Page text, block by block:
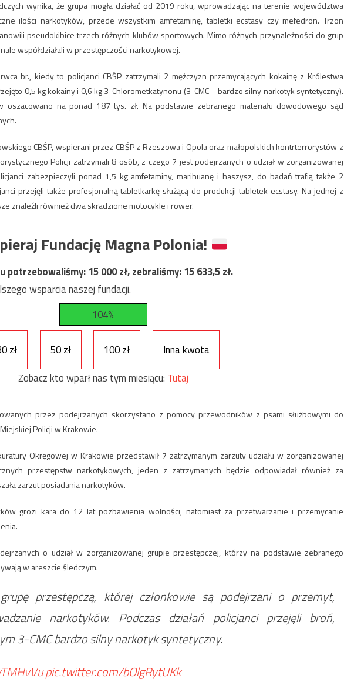
wynika, że grupa mogła działać od 2019 roku, wprowadzając na terenie województwa
ilości narkotyków, przede wszystkim amfetaminę, tabletki ecstasy czy mefedron. Trzon
pseudokibice trzech różnych klubów sportowych. Mimo różnych przynależności do grup
współdziałali w przestępczości narkotykowej.
br., kiedy to policjanci CBŚP zatrzymali 2 mężczyzn przemycających kokainę z Królestwa
0,5 kg kokainy i 0,6 kg 3-Chlorometkatynonu (3-CMC – bardzo silny narkotyk syntetyczny).
oszacowano na ponad 187 tys. zł. Na podstawie zebranego materiału dowodowego sąd
CBŚP, wspierani przez CBŚP z Rzeszowa i Opola oraz małopolskich kontrterrorystów z
Policji zatrzymali 8 osób, z czego 7 jest podejrzanych o udział w zorganizowanej
zabezpieczyli ponad 1,5 kg amfetaminy, marihuanę i haszysz, do badań trafią także 2
przejęli także profesjonalną tabletkarkę służącą do produkcji tabletek ecstasy. Na jednej z
znaleźli również dwa skradzione motocykle i rower.
Fundację Magna Polonia!
potrzebowaliśmy:15 000zł, zebraliśmy:15 633,5zł.
wsparcia naszej fundacji.
104%
zł 50 zł 100 zł
Inna kwota
Zobacz kto wparł nas tym miesiącu: Tutaj
przez podejrzanych skorzystano z pomocy przewodników z psami służbowymi do
Policji w Krakowie.
Okręgowej w Krakowie przedstawił 7 zatrzymanym zarzuty udziału w zorganizowanej
przestępstw narkotykowych, jeden z zatrzymanych będzie odpowiadał również za
zarzut posiadania narkotyków.
grozi kara do 12 lat pozbawienia wolności, natomiast za przetwarzanie i przemycanie
o udział w zorganizowanej grupie przestępczej, którzy na podstawie zebranego
w areszcie śledczym.
przestępczą, której członkowie są podejrzani o przemyt,
narkotyków. Podczas działań policjanci przejęli broń,
3-CMC bardzo silny narkotyk syntetyczny.
pic.twitter.com/bOlgRytUKk